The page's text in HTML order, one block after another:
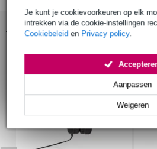
Je kunt je cookievoorkeuren op elk
intrekken via de cookie-instellingen
Cookiebeleid en Privacy policy.
Weigeren
Aanpassen
Accessoires (6)